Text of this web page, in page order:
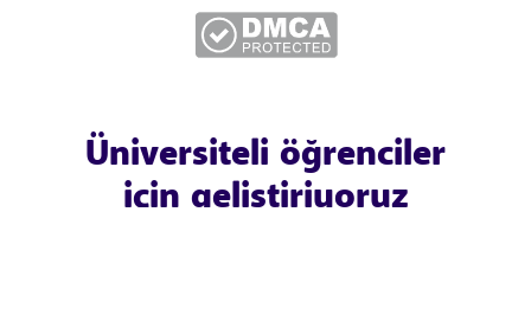
Üniversiteli öğrenciler
için geliştiriyoruz